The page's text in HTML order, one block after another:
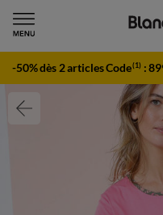
-50% dès 2 articles Code(1) :